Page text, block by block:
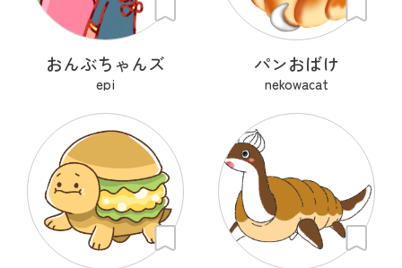
おんぶちゃんズ
epi
パンおばけ
nekowacat